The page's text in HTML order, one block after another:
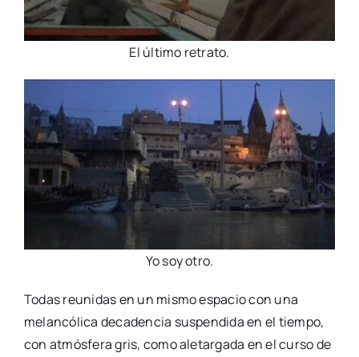
El último retrato.
Yo soy otro.
Todas reunidas en un mismo espacio con una
melancólica decadencia suspendida en el tiempo,
con atmósfera gris, como aletargada en el curso de